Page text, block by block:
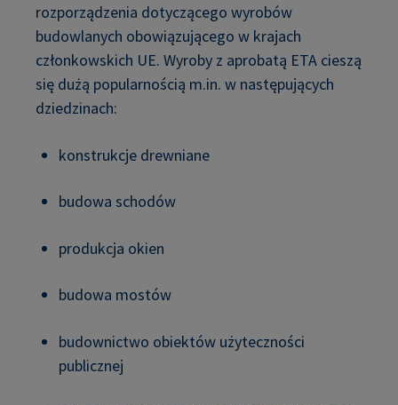
rozporządzenia dotyczącego wyrobów
budowlanych obowiązującego w krajach
członkowskich UE. Wyroby z aprobatą ETA cieszą
się dużą popularnością m.in. w następujących
dziedzinach:
konstrukcje drewniane
budowa schodów
produkcja okien
budowa mostów
budownictwo obiektów użyteczności
publicznej